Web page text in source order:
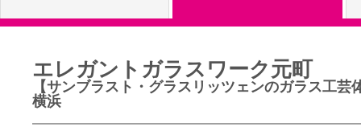
やりたいこ
エレガントガラスワーク元町
【サンブラスト・グラスリッツェンのガラス工芸
横浜